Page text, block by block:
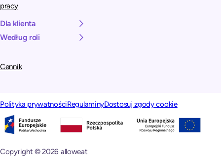
pracy
Dla klienta
Według roli
Cennik
Copyright © 2026 alloweat
Polityka prywatnościRegulaminyDostosuj zgody cookie